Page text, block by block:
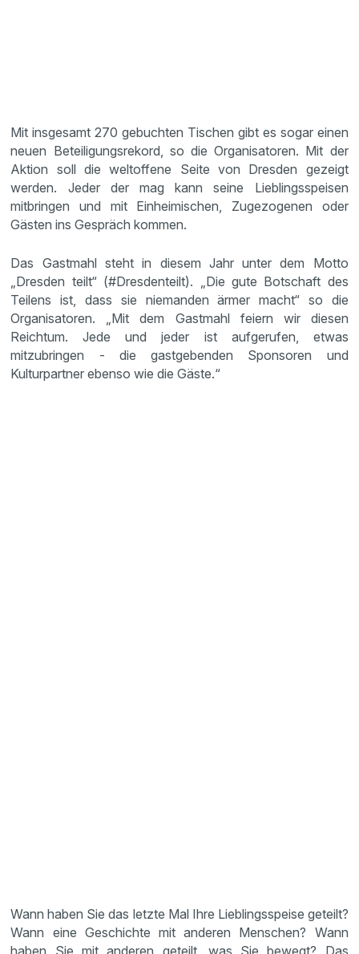
Mit insgesamt 270 gebuchten Tischen gibt es sogar einen
neuen Beteiligungsrekord, so die Organisatoren. Mit der
Aktion soll die weltoffene Seite von Dresden gezeigt
werden. Jeder der mag kann seine Lieblingsspeisen
mitbringen und mit Einheimischen, Zugezogenen oder
Gästen ins Gespräch kommen.
Das Gastmahl steht in diesem Jahr unter dem Motto
„Dresden teilt“ (#Dresdenteilt). „Die gute Botschaft des
Teilens ist, dass sie niemanden ärmer macht“ so die
Organisatoren. „Mit dem Gastmahl feiern wir diesen
Reichtum. Jede und jeder ist aufgerufen, etwas
mitzubringen - die gastgebenden Sponsoren und
Kulturpartner ebenso wie die Gäste.“
Wann haben Sie das letzte Mal Ihre Lieblingsspeise geteilt?
Wann eine Geschichte mit anderen Menschen? Wann
haben Sie mit anderen geteilt, was Sie bewegt? Das